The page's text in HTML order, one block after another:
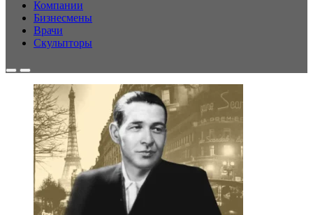
Компании
Бизнесмены
Врачи
Скульпторы